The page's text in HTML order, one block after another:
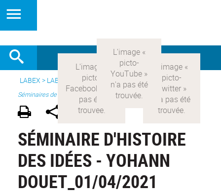
LABEX > LABEX COMOD> Version française > Recherche >
Séminaires de recherche
SÉMINAIRE D'HISTOIRE
DES IDÉES - YOHANN
DOUET_01/04/2021